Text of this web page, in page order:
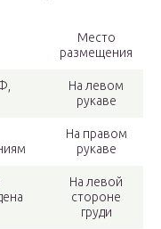
Место
размещения
На левом
рукаве
На правом
рукаве
На левой
стороне
груди